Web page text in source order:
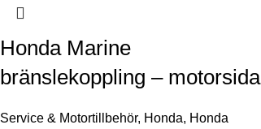
Honda Marine
bränslekoppling – motorsida
Service & Motortillbehör, Honda, Honda